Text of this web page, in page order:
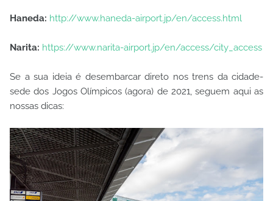
Haneda: http://www.haneda-airport.jp/en/access.html
Narita: https://www.narita-airport.jp/en/access/city_access
Se a sua ideia é desembarcar direto nos trens da cidade-
sede dos Jogos Olímpicos (agora) de 2021, seguem aqui as
nossas dicas: